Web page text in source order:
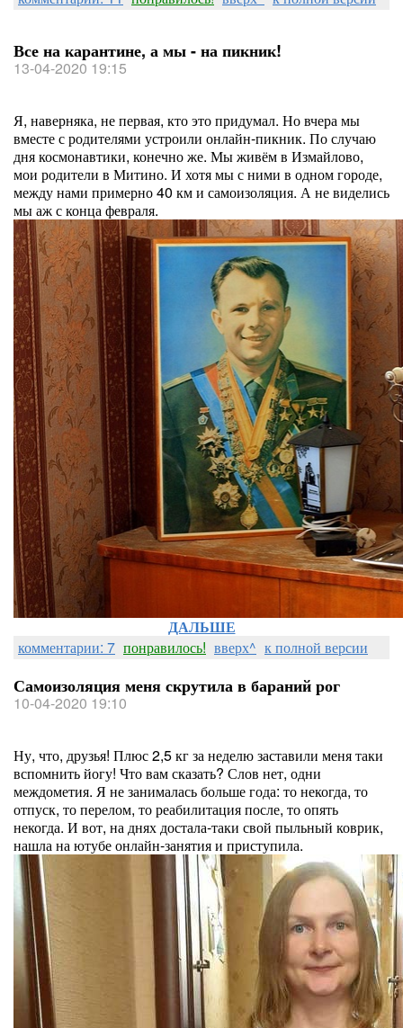
Все на карантине, а мы - на пикник!
13-04-2020 19:15
Я, наверняка, не первая, кто это придумал. Но вчера мы
вместе с родителями устроили онлайн-пикник. По случаю
дня космонавтики, конечно же. Мы живём в Измайлово,
мои родители в Митино. И хотя мы с ними в одном городе,
между нами примерно 40 км и самоизоляция. А не виделись
мы аж с конца февраля.
ДАЛЬШЕ
комментарии: 7 понравилось! вверх^ к полной версии
Самоизоляция меня скрутила в бараний рог
10-04-2020 19:10
Ну, что, друзья! Плюс 2,5 кг за неделю заставили меня таки
вспомнить йогу! Что вам сказать? Слов нет, одни
междометия. Я не занималась больше года: то некогда, то
отпуск, то перелом, то реабилитация после, то опять
некогда. И вот, на днях достала-таки свой пыльный коврик,
нашла на ютубе онлайн-занятия и приступила.